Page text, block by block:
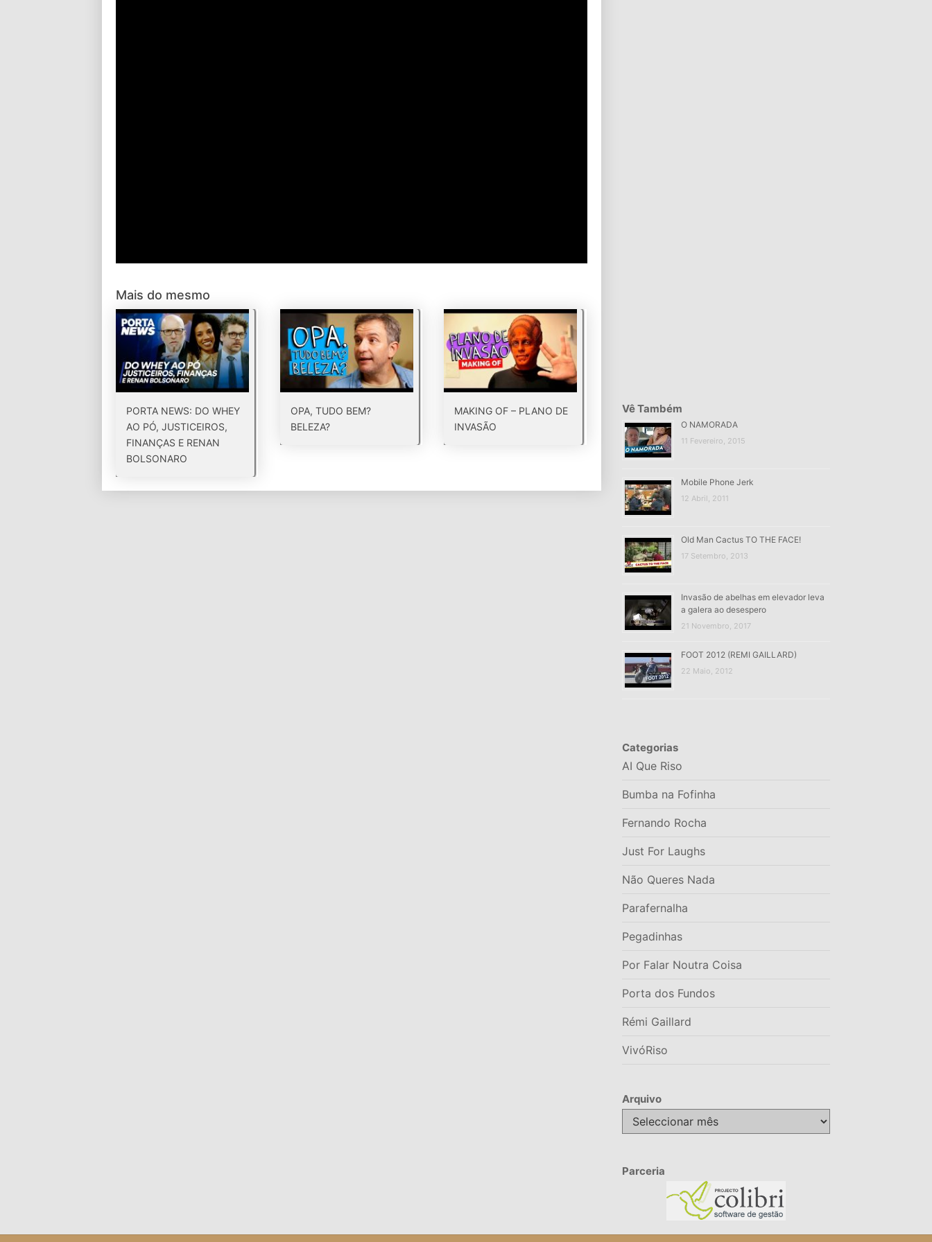
Mais do mesmo
PORTA NEWS: DO WHEY
AO PÓ, JUSTICEIROS,
FINANÇAS E RENAN
BOLSONARO
OPA, TUDO BEM?
BELEZA?
MAKING OF – PLANO DE
INVASÃO
Vê Também
O NAMORADA
11 Fevereiro, 2015
Mobile Phone Jerk
12 Abril, 2011
Old Man Cactus TO THE FACE!
17 Setembro, 2013
Invasão de abelhas em elevador leva
a galera ao desespero
21 Novembro, 2017
FOOT 2012 (REMI GAILLARD)
22 Maio, 2012
Categorias
AI Que Riso
Bumba na Fofinha
Fernando Rocha
Just For Laughs
Não Queres Nada
Parafernalha
Pegadinhas
Por Falar Noutra Coisa
Porta dos Fundos
Rémi Gaillard
VivóRiso
Arquivo
Arquivo
Parceria